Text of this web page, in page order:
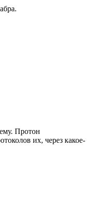
Протон
их, через какое-